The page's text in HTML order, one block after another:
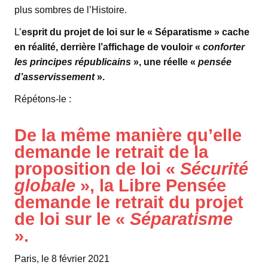
plus sombres de l’Histoire.
L’esprit du projet de loi sur le « Séparatisme » cache
en réalité, derrière l’affichage de vouloir « conforter
les principes républicains », une réelle « pensée
d’asservissement».
Répétons-le :
De la même manière qu’elle
demande le retrait de la
proposition de loi « Sécurité
globale », la Libre Pensée
demande le retrait du projet
de loi sur le « Séparatisme
».
Paris, le 8 février 2021